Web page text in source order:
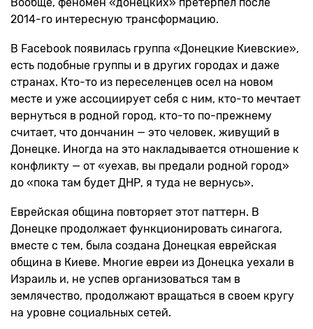
2014-го интересную трансформацию.
В Facebook появилась группа «Донецкие Киевские»,
есть подобные группы и в других городах и даже
странах. Кто-то из переселенцев осел на новом
месте и уже ассоциирует себя с ним, кто-то мечтает
вернуться в родной город, кто-то по-прежнему
считает, что дончанин — это человек, живущий в
Донецке. Иногда на это накладывается отношение к
конфликту — от «уехав, вы предали родной город»
до «пока там будет ДНР, я туда не вернусь».
Еврейская община повторяет этот паттерн. В
Донецке продолжает функционировать синагога,
вместе с тем, была создана Донецкая еврейская
община в Киеве. Многие евреи из Донецка уехали в
Израиль и, не успев организоваться там в
землячество, продолжают вращаться в своем кругу
на уровне социальных сетей.